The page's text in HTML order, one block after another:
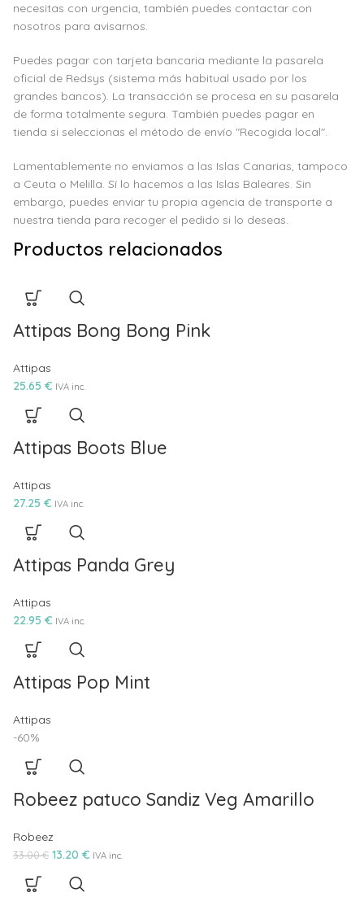
necesitas con urgencia, también puedes contactar con
nosotros para avisarnos.
Puedes pagar con tarjeta bancaria mediante la pasarela
oficial de Redsys (sistema más habitual usado por los
grandes bancos). La transacción se procesa en su pasarela
de forma totalmente segura. También puedes pagar en
tienda si seleccionas el método de envío "Recogida local".
Lamentablemente no enviamos a las Islas Canarias, tampoco
a Ceuta o Melilla. Sí lo hacemos a las Islas Baleares. Sin
embargo, puedes enviar tu propia agencia de transporte a
nuestra tienda para recoger el pedido si lo deseas.
Productos relacionados
Attipas Bong Bong Pink
Attipas
25.65 € IVA inc.
Attipas Boots Blue
Attipas
27.25 € IVA inc.
Attipas Panda Grey
Attipas
22.95 € IVA inc.
Attipas Pop Mint
Attipas
-60%
Robeez patuco Sandiz Veg Amarillo
Robeez
33.00€ 13.20 € IVA inc.